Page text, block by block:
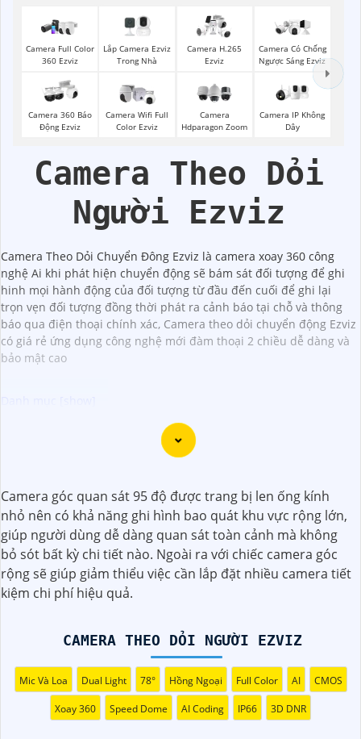
Camera Full Color
360 Ezviz
Lắp Camera Ezviz
Trong Nhà
Camera H.265
Ezviz
Camera Có Chống
Ngược Sáng Ezviz
Camera 360 Báo
Động Ezviz
Camera Wifi Full
Color Ezviz
Camera
Hdparagon Zoom
Camera IP Không
Dây
Camera Theo Dỏi
Người Ezviz
Camera Theo Dỏi Chuyển Đông Ezviz là camera xoay 360 công
nghệ Ai khi phát hiện chuyển động sẽ bám sát đối tượng để ghi
hinh mọi hành động của đối tượng từ đầu đến cuối để ghi lại
trọn vẹn đối tượng đồng thời phát ra cảnh báo tại chỗ và thông
báo qua điện thoại chính xác, Camera theo dỏi chuyển động Ezviz
có giá rẻ ứng dụng công nghệ mới đàm thoại 2 chiều dễ dàng và
bảo mật cao
Camera Bullet là dòng camera dưới dạng hình trụ dài,
thường được sử dụng để ghi lại hình ảnh và video ngoài
Camera Bullet thường có khả năng quay đêm, chống
nước, chống bụi, và có chất lượng hình ảnh sắc nét đem
đến giải pháp hiệu quả để bảo vệ an ninh cho gia đình và
doanh nghiệp.
Camera góc quan sát 95 độ được trang bị len ống kính
nhỏ nên có khả năng ghi hình bao quát khu vực rộng lớn,
giúp người dùng dễ dàng quan sát toàn cảnh mà không
bỏ sót bất kỳ chi tiết nào. Ngoài ra với chiếc camera góc
rộng sẽ giúp giảm thiểu việc cần lắp đặt nhiều camera tiết
kiệm chi phí hiệu quả.
CAMERA THEO DỎI NGƯỜI EZVIZ
Mic Và Loa Dual Light 78° Hồng Ngoại Full Color AI CMOS
Xoay 360 Speed Dome AI Coding IP66 3D DNR